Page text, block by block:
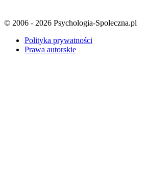
© 2006 - 2026 Psychologia-Spoleczna.pl
Polityka prywatności
Prawa autorskie